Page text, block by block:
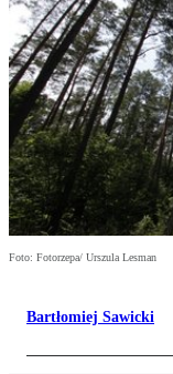
Foto: Fotorzepa/ Urszula Lesman
Bartłomiej Sawicki